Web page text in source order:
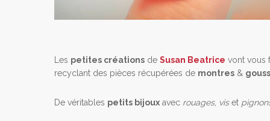
Les petites créations deSusan Beatrice vont vous
recyclant des pièces récupérées de montres &
De véritables petits bijoux avec rouages, viset